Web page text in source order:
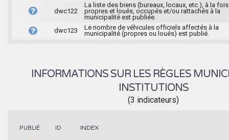
dwc122
La liste des biens (bureaux, locaux, etc.), à la fois
propres et loués, occupés et/ou rattachés à la
municipalité est publiée.
dwc123
Le nombre de véhicules officiels affectés à la
municipalité (propres ou loués) est publié.
INFORMATIONS SUR LES RÈGLES
INSTITUTIONS
(3 indicateurs)
PUBLIÉ ID INDEX